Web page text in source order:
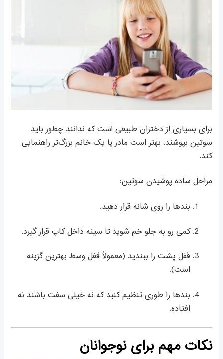
برای بسیاری از دختران طبیعی است که ندانند چطور باید
سوتین بپوشند. بهتر است مادر یا یک خانم بزرگ‌تر راهنمایی
کند.
مراحل ساده پوشیدن سوتین:
بندها را روی شانه قرار دهید.
کمی رو به جلو خم شوید تا سینه داخل کاپ قرار گیرد.
قفل پشت را ببندید (معمولاً قفل وسط بهترین گزینه
است).
بندها را طوری تنظیم کنید که نه خیلی سفت باشند نه
افتاده.
نکات مهم برای نوجوانان